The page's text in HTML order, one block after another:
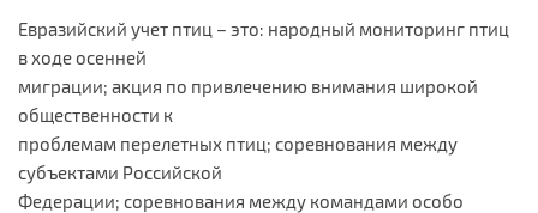
Евразийский учет птиц – это: народный мониторинг птиц
в ходе осенней
миграции; акция по привлечению внимания широкой
общественности к
проблемам перелетных птиц; соревнования между
субъектами Российской
Федерации; соревнования между командами особо